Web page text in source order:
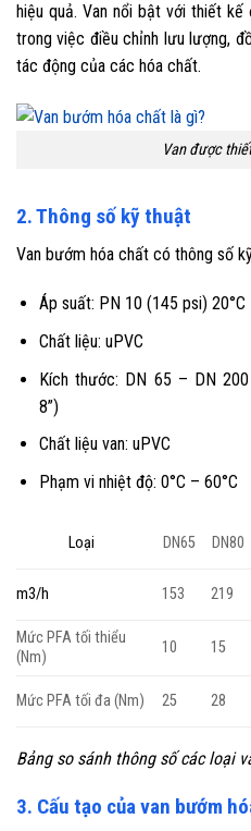
hiệu quả. Van nổi bật với thiết
trong việc điều chỉnh lưu lượng,
tác động của các hóa chất.
Van được
2. Thông số kỹ thuật
Van bướm hóa chất có thông số
Áp suất: PN 10 (145 psi) 20°C
Chất liệu: uPVC
Kích thước: DN 65 – DN
8”)
Chất liệu van: uPVC
Phạm vi nhiệt độ: 0°C – 60°C
Loại DN65 DN80
m3/h 153 219
Mức PFA tối thiểu
(Nm)
10 15
Mức PFA tối đa (Nm) 25 28
Bảng so sánh thông số các loại
3. Cấu tạo của van bướm